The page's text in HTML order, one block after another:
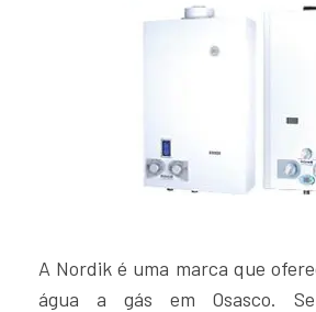
A Nordik é uma marca que
água a gás em Osasco.